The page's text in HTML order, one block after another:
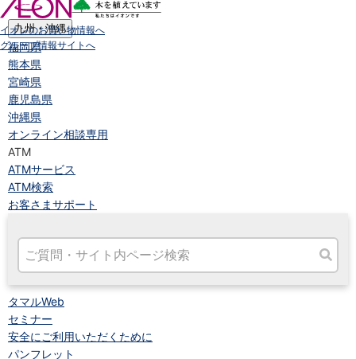
高知県
九州・沖縄
福岡県
熊本県
宮崎県
鹿児島県
沖縄県
オンライン相談専用
ATM
ATMサービス
ATM検索
お客さまサポート
タマルWeb
セミナー
安全にご利用いただくために
パンフレット
イオンのお買い物情報へ
グループ情報サイトへ